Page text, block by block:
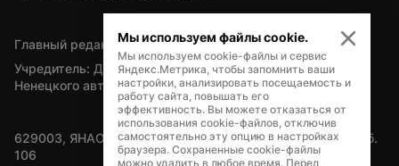
Главный редактор — А.Л. Поздеев
Учредитель: Департамент внутренней политики Ямало-
Ненецкого автономного округа
629003, ЯНАО, Салехард, мкр. Богдана Кнунянца, д.1, каб.
106
Мы используем файлы cookie.
Мы используем cookie-файлы и сервис
Яндекс.Метрика, чтобы запомнить ваши
настройки, анализировать посещаемость и
работу сайта, повышать его
эффективность. Вы можете отказаться от
использования cookie-файлов, отключив
самостоятельно эту опцию в настройках
браузера. Сохраненные cookie-файлы
можно удалить в любое время. Перед